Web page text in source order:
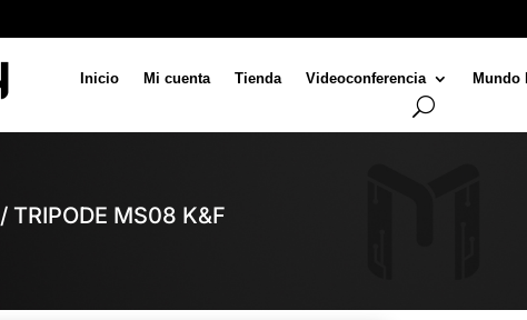
Inicio Mi cuenta Tienda Videoconferencia Mundo
/ TRIPODE MS08 K&F